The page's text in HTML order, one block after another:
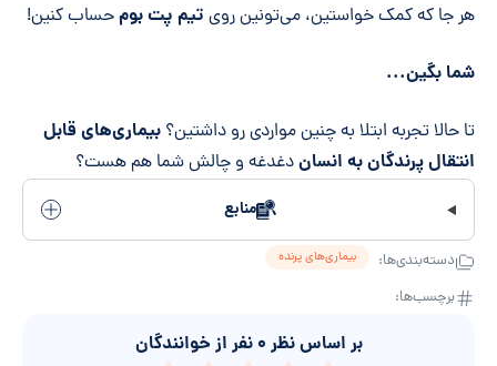
هر جا که کمک خواستین، می‌تونین روی تیم پت بومحساب کنین!
شما بگین...
تا حالا تجربه ابتلا به چنین مواردی رو داشتین؟ بیماری‌های قابل
انتقال پرندگان به انساندغدغه و چالش شما هم هست؟
منابع
دسته‌بندی‌ها: بیماری‌های پرنده
برچسب‌ها:
بر اساس نظر ۰ نفر از خوانندگان